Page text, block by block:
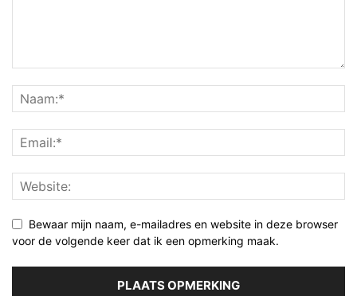
Bewaar mijn naam, e-mailadres en website in deze browser
voor de volgende keer dat ik een opmerking maak.